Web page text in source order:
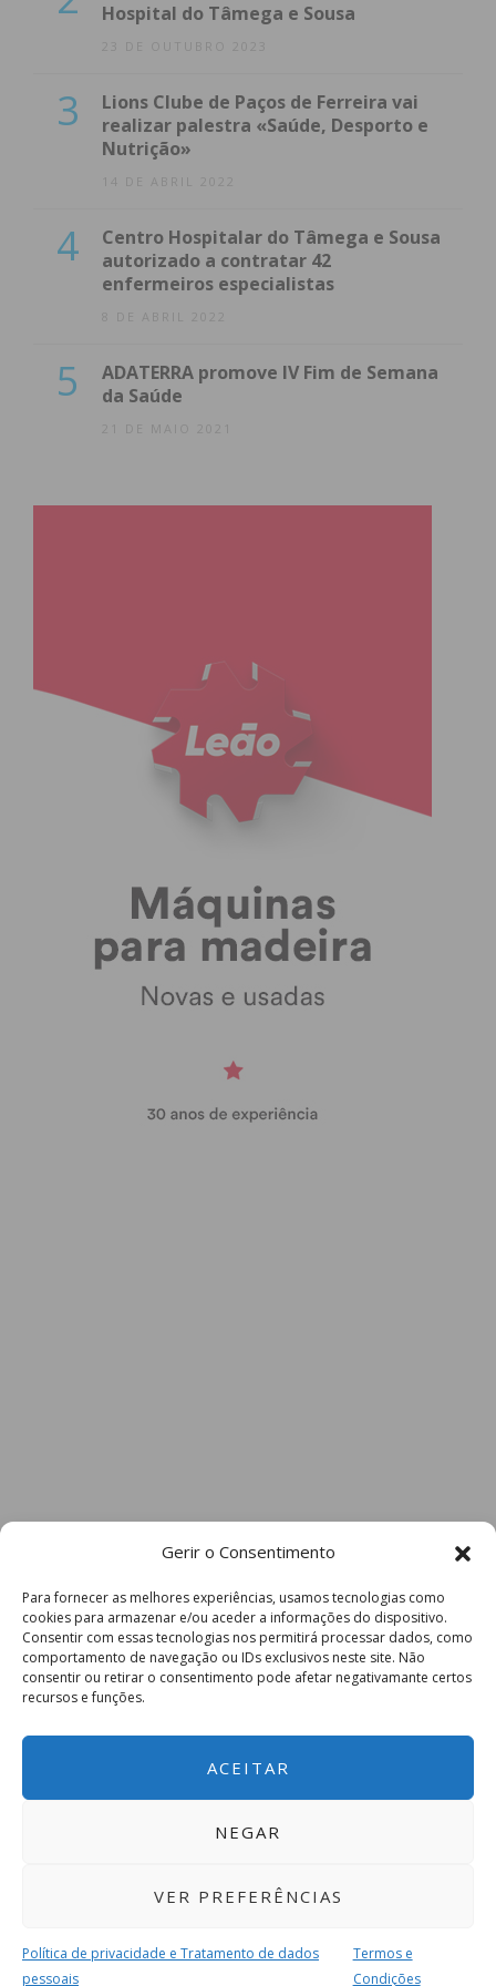
Gerir o Consentimento
Para fornecer as melhores experiências, usamos tecnologias como
cookies para armazenar e/ou aceder a informações do dispositivo.
Consentir com essas tecnologias nos permitirá processar dados, como
comportamento de navegação ou IDs exclusivos neste site. Não
consentir ou retirar o consentimento pode afetar negativamante certos
recursos e funções.
ACEITAR
NEGAR
VER PREFERÊNCIAS
Política de privacidade e Tratamento de dados
pessoais
Termos e
Condições
António Eduardo Marques Loureiro, pela
Coligação PPD-PSD
Subscreva a newsletter do
Assine nossa newsletter por e-mail e
condições
Hospital do Tâmega e Sousa
23 DE OUTUBRO 2023
3
Lions Clube de Paços de Ferreira vai
realizar palestra «Saúde, Desporto e
Nutrição»
14 DE ABRIL 2022
4
Centro Hospitalar do Tâmega e Sousa
autorizado a contratar 42
enfermeiros especialistas
8 DE ABRIL 2022
5
ADATERRA promove IV Fim de Semana
da Saúde
21 DE MAIO 2021